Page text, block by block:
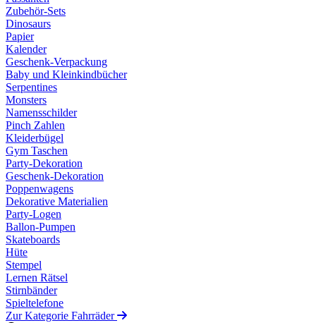
Zubehör-Sets
Dinosaurs
Papier
Kalender
Geschenk-Verpackung
Baby und Kleinkindbücher
Serpentines
Monsters
Namensschilder
Pinch Zahlen
Kleiderbügel
Gym Taschen
Party-Dekoration
Geschenk-Dekoration
Poppenwagens
Dekorative Materialien
Party-Logen
Ballon-Pumpen
Skateboards
Hüte
Stempel
Lernen Rätsel
Stirnbänder
Spieltelefone
Zur Kategorie Fahrräder